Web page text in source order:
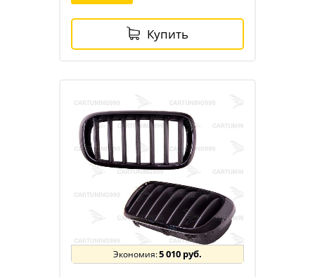
Купить
5 010 руб.